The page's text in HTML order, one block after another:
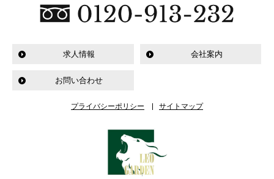
求人情報 会社案内
お問い合わせ
プライバシーポリシー サイトマップ